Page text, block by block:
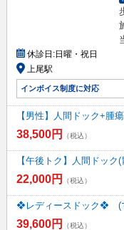
休診日:日曜・祝日
上尾駅
インボイス制度に対応
【男性】人間ドック+腫
38,500円 （税込）
【午後トク】人間ドッ
22,000円 （税込）
❖レディースドック❖ (
39,600円 （税込）